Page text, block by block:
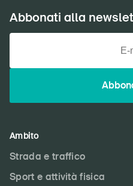
Abbonati alla
Ambito
Strada e traffico
Sport e attività fisica